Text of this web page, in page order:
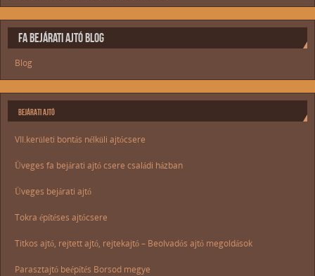
FA BEJÁRATI AJTÓ BLOG
Blog
BEJÁRATI AJTÓ
VII.kerületi bontás nélküli ajtócsere
Üveges fa bejárati ajtó csere családi házban
Üveges bejárati ajtó
Tokra építéses ajtócsere
Titkos ajtó, rejtett ajtó, rejtekajtó – Beolvadós ajtó megoldások
Parasztajtó beépítés Borsod megye